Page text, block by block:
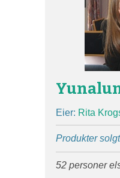
Eier: Rita
Produkter
52 personer